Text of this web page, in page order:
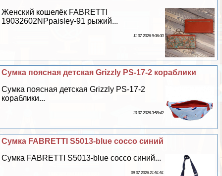
Женский кошелёк FABRETTI
19032602NPpaisley-91 рыжий...
11 07 2026 9:36:30
Сумка поясная детская Grizzly PS-17-2 кораблики
Сумка поясная детская Grizzly PS-17-2
кораблики...
10 07 2026 3:58:42
Сумка FABRETTI S5013-blue cocco синий
Сумка FABRETTI S5013-blue cocco синий...
09 07 2026 21:51:51